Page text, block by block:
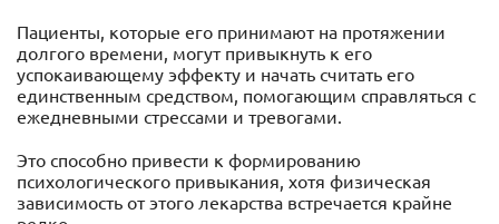
Пациенты, которые его принимают на протяжении
долгого времени, могут привыкнуть к его
успокаивающему эффекту и начать считать его
единственным средством, помогающим справляться с
ежедневными стрессами и тревогами.
Это способно привести к формированию
психологического привыкания, хотя физическая
зависимость от этого лекарства встречается крайне